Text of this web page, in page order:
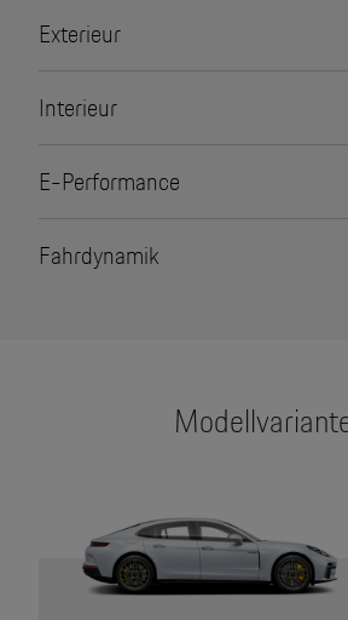
Exterieur
Interieur
E-Performance
Fahrdynamik